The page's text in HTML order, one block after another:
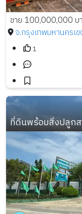
ขาย 100,000,000 บ
จ.กรุงเทพมหานครเ
1
ที่ดินพร้อมสิ่งปลูกส